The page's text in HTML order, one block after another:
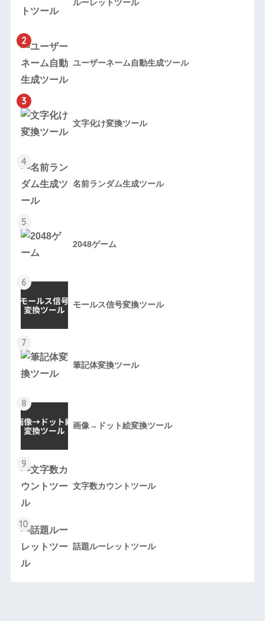
ルーレットツール
2
ユーザーネーム自動生成ツール
3
文字化け変換ツール
4
名前ランダム生成ツール
5
2048ゲーム
6
モールス信号変換ツール
7
筆記体変換ツール
8
画像→ドット絵変換ツール
9
文字数カウントツール
10
話題ルーレットツール